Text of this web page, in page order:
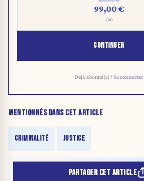
99,00 €
/an
CONTINUER
Déjà abonné(e) ?Se connecter
MENTIONNÉS DANS CET ARTICLE
CRIMINALITÉ JUSTICE
PARTAGER CET ARTICLE